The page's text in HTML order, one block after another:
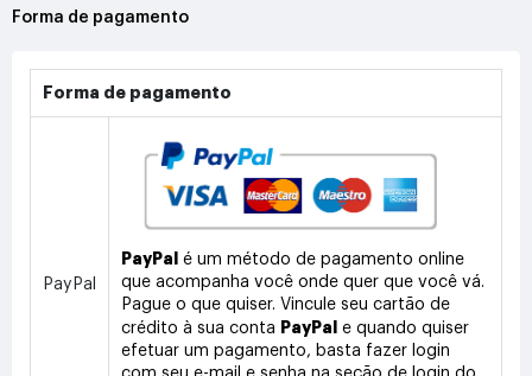
Forma de pagamento
Forma de pagamento
PayPal
PayPal
é um método de pagamento online
que acompanha você onde quer que você vá.
Pague o que quiser. Vincule seu cartão de
crédito à sua conta PayPal
e quando quiser
efetuar um pagamento, basta fazer login